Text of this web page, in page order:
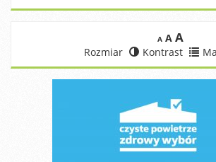
A A A
Rozmiar Kontrast